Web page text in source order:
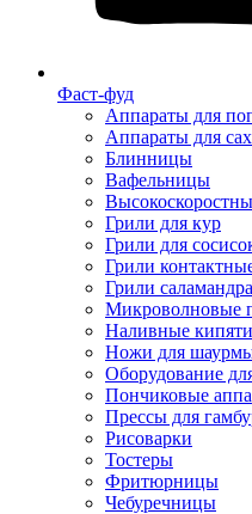
Фаст-фуд
Аппараты для
Аппараты для
Блинницы
Вафельницы
Грили для кур
Грили для
Грили
Грили саламандра
Микроволновые
Наливные
Ножи для
Оборудование
Пончиковые
Прессы для
Рисоварки
Тостеры
Фритюрницы
Чебуречницы